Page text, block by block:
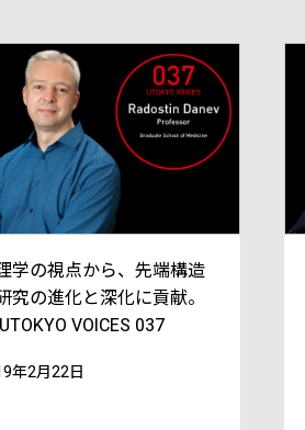
学の視点から、先端構造
究の進化と深化に貢献。
UTOKYO VOICES 037
年2月22日